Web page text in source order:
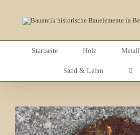
Startseite Holz Metall
Sand & Lehm